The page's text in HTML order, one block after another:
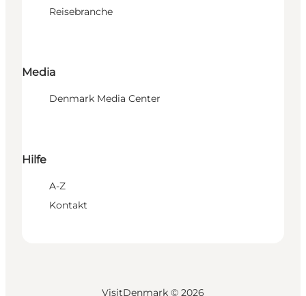
Reisebranche
Media
Denmark Media Center
Hilfe
A-Z
Kontakt
VisitDenmark © 2026